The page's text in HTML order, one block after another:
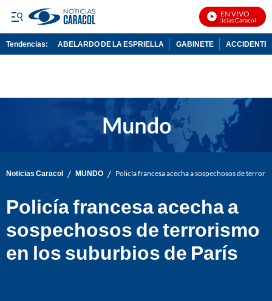
EN VIVO
Noticias Caracol En
Tendencias: ABELARDO DE LA ESPRIELLA GABINETE ACCIDENTE
Noticias Caracol / MUNDO / Policía francesa acecha a sospechosos de
Policía francesa acecha a
sospechosos de terrorismo
en los suburbios de París